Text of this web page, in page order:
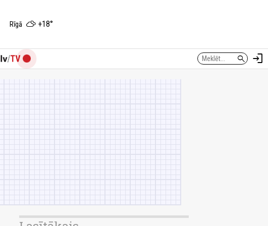
Rīgā +18°
search login